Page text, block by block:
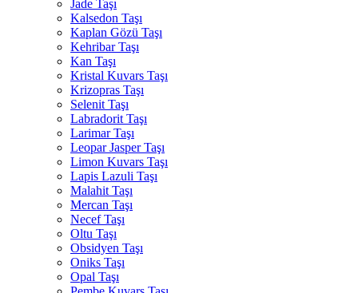
Jade Taşı
Kalsedon Taşı
Kaplan Gözü Taşı
Kehribar Taşı
Kan Taşı
Kristal Kuvars Taşı
Krizopras Taşı
Selenit Taşı
Labradorit Taşı
Larimar Taşı
Leopar Jasper Taşı
Limon Kuvars Taşı
Lapis Lazuli Taşı
Malahit Taşı
Mercan Taşı
Necef Taşı
Oltu Taşı
Obsidyen Taşı
Oniks Taşı
Opal Taşı